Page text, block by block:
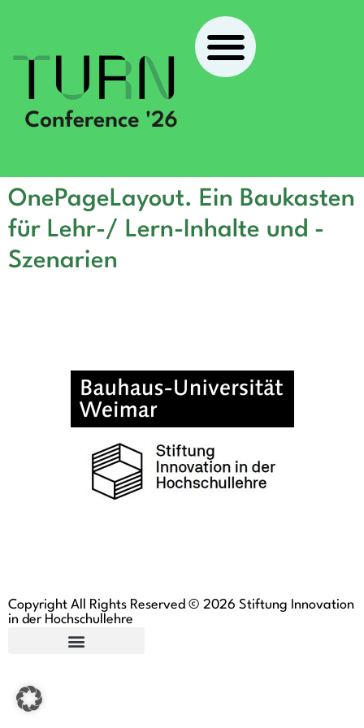
OnePageLayout. Ein Baukasten
für Lehr-/ Lern-Inhalte und -
Szenarien
Copyright All Rights Reserved © 2026 Stiftung Innovation
in der Hochschullehre